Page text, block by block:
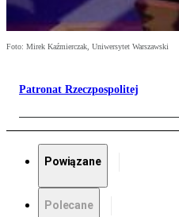
Foto: Mirek Kaźmierczak, Uniwersytet Warszawski
Patronat Rzeczpospolitej
Powiązane
Polecane